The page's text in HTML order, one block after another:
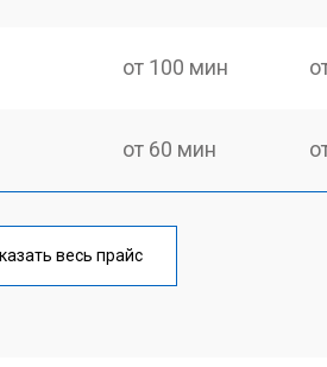
от 100 мин
от 60 мин
от 140 мин
весь прайс